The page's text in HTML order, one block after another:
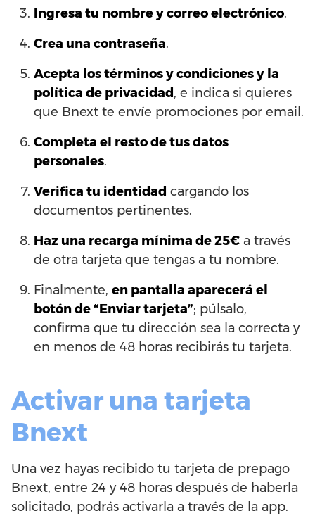
Ingresa tu nombre y correo electrónico.
Crea una contraseña.
Acepta los términos y condiciones y la
política de privacidad , e indica si quieres
que Bnext te envíe promociones por email.
Completa el resto de tus datos
personales.
Verifica tu identidad cargando los
documentos pertinentes.
Haz una recarga mínima de 25€ a través
de otra tarjeta que tengas a tu nombre.
Finalmente, en pantalla aparecerá el
botón de “Enviar tarjeta”; púlsalo,
confirma que tu dirección sea la correcta y
en menos de 48 horas recibirás tu tarjeta.
Activar una tarjeta
Bnext
Una vez hayas recibido tu tarjeta de prepago
Bnext, entre 24 y 48 horas después de haberla
solicitado, podrás activarla a través de la app.